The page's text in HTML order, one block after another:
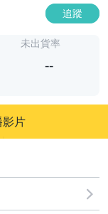
追蹤
未出貨率
--
片